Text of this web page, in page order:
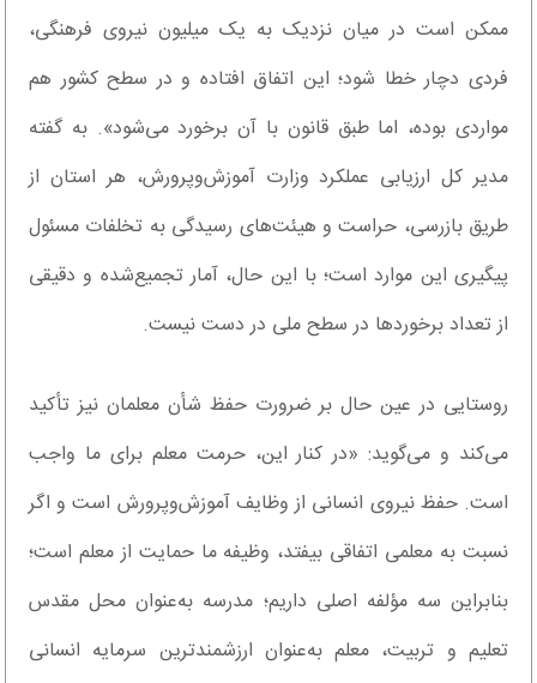
ممکن است در میان نزدیک به یک میلیون نیروی فرهنگی،
فردی دچار خطا شود؛ این اتفاق افتاده و در سطح کشور هم
مواردی بوده، اما طبق قانون با آن برخورد می‌شود». به گفته
مدیر کل ارزیابی عملکرد وزارت آموزش‌وپرورش، هر استان از
طریق بازرسی، حراست و هیئت‌های رسیدگی به تخلفات مسئول
پیگیری این موارد است؛ با این حال، آمار تجمیع‌شده و دقیقی
از تعداد برخورد‌ها در سطح ملی در دست نیست.
روستایی در عین حال بر ضرورت حفظ شأن معلمان نیز تأکید
می‌کند و می‌گوید: «در کنار این، حرمت معلم برای ما واجب
است. حفظ نیروی انسانی از وظایف آموزش‌وپرورش است و اگر
نسبت به معلمی اتفاقی بیفتد، وظیفه ما حمایت از معلم است؛
بنابراین سه مؤلفه اصلی داریم؛ مدرسه به‌عنوان محل مقدس
تعلیم و تربیت، معلم به‌عنوان ارزشمندترین سرمایه انسانی